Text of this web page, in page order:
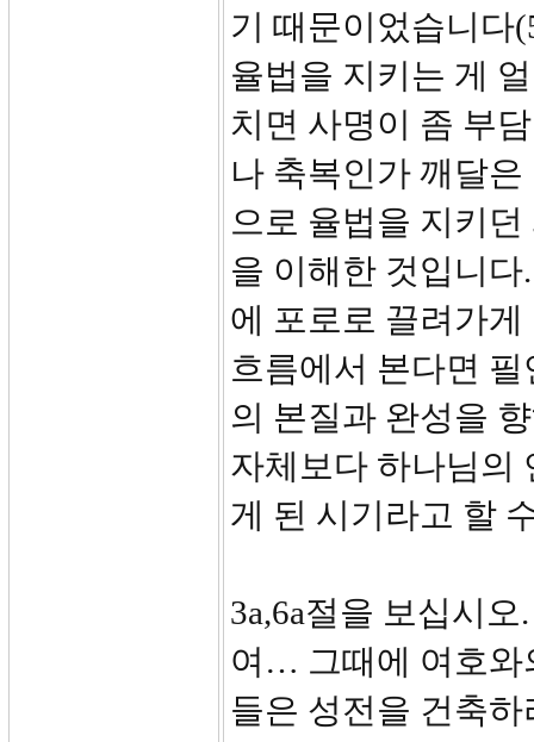
기 때문이었습니다
율법을 지키는 게
치면 사명이 좀 부
나 축복인가 깨달
으로 율법을 지키
을 이해한 것입니
에 포로로 끌려가
흐름에서 본다면
의 본질과 완성을
자체보다 하나님의
게 된 시기라고 할
3a,6a절을 보십시
여… 그때에 여호와
들은 성전을 건축